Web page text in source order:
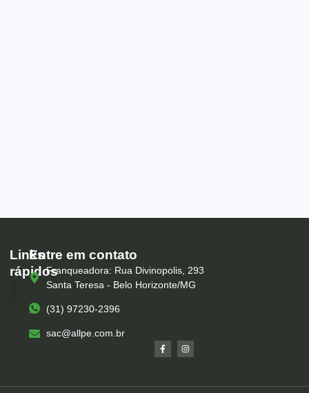
Links
rápidos
Entre em contato
Franqueadora: Rua Divinopolis, 293
Santa Teresa - Belo Horizonte/MG
(31) 97230-2396
sac@allpe.com.br